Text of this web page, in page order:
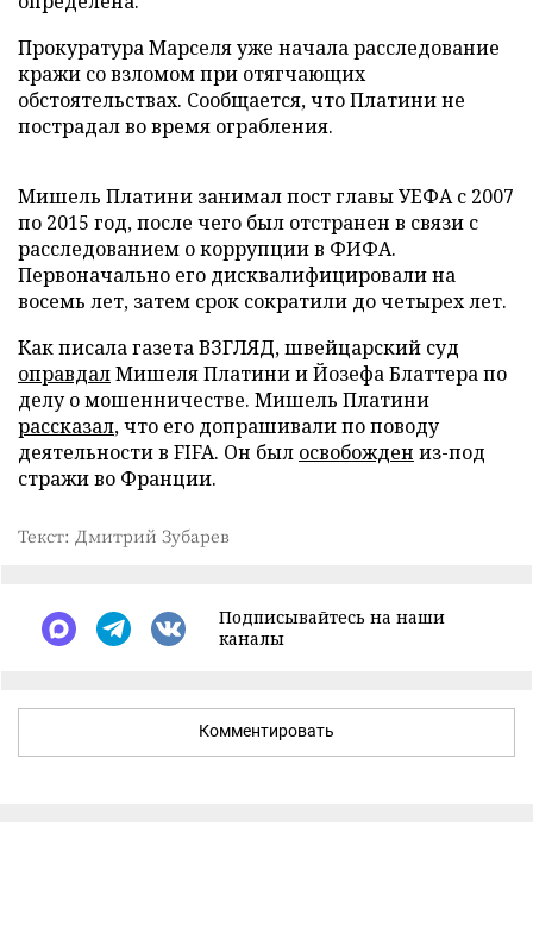
Прокуратура Марселя уже начала расследование
кражи со взломом при отягчающих
обстоятельствах. Сообщается, что Платини не
пострадал во время ограбления.
Мишель Платини занимал пост главы УЕФА с 2007
по 2015 год, после чего был отстранен в связи с
расследованием о коррупции в ФИФА.
Первоначально его дисквалифицировали на
восемь лет, затем срок сократили до четырех лет.
Как писала газета ВЗГЛЯД, швейцарский суд
оправдалМишеля Платини и Йозефа Блаттера по
делу о мошенничестве. Мишель Платини
рассказал, что его допрашивали по поводу
деятельности в FIFA. Он был освобожден из-под
стражи во Франции.
Текст: Дмитрий Зубарев
Подписывайтесь на наши
каналы
Комментировать